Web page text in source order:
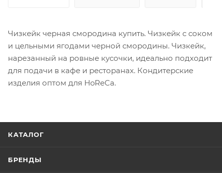
Чизкейк черная смородина купить. Чизкейк с соком
и цельными ягодами черной смородины. Чизкейк,
нарезанный на ровные кусочки, идеально подходит
для подачи в кафе и ресторанах. Кондитерские
изделия оптом для HoReCa.
КАТАЛОГ
БРЕНДЫ